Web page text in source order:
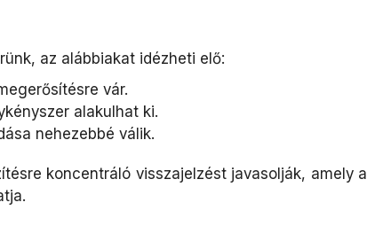
az alábbiakat idézheti elő:
vár.
alakulhat ki.
nehezebbé válik.
koncentráló visszajelzést javasolják, amely a